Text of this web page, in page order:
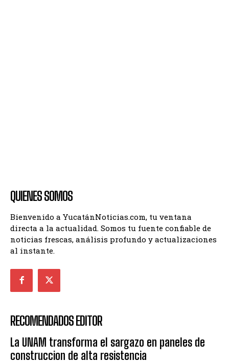
QUIENES SOMOS
Bienvenido a YucatánNoticias.com, tu ventana
directa a la actualidad. Somos tu fuente confiable de
noticias frescas, análisis profundo y actualizaciones
al instante.
RECOMENDADOS EDITOR
La UNAM transforma el sargazo en paneles de
construccion de alta resistencia